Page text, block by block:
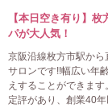
【本日空き有り】
パが大人気！
京阪沿線枚方市駅か
サロンです!!幅広い年
えすることができま
定評があり、創業40